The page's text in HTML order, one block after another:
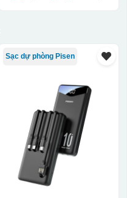
Sạc dự phòng Pisen